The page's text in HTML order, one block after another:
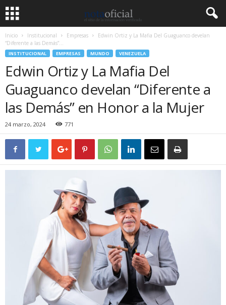
Inicio Institucional Empresas
Edwin Ortiz y La Mafia Del Guaguanco develan
“Diferente a las Demás”...
INSTITUCIONAL EMPRESAS MUNDO VENEZUELA
Edwin Ortiz y La Mafia Del
Guaguanco develan “Diferente a
las Demás” en Honor a la Mujer
24 marzo, 2024 771